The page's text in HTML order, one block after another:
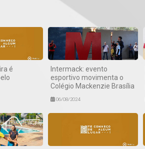
é
Intermack: evento
esportivo movimenta o
Colégio Mackenzie Brasília
06/08/2024